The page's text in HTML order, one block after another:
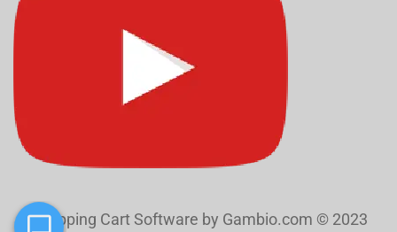
Shopping Cart Software by Gambio.com © 2023